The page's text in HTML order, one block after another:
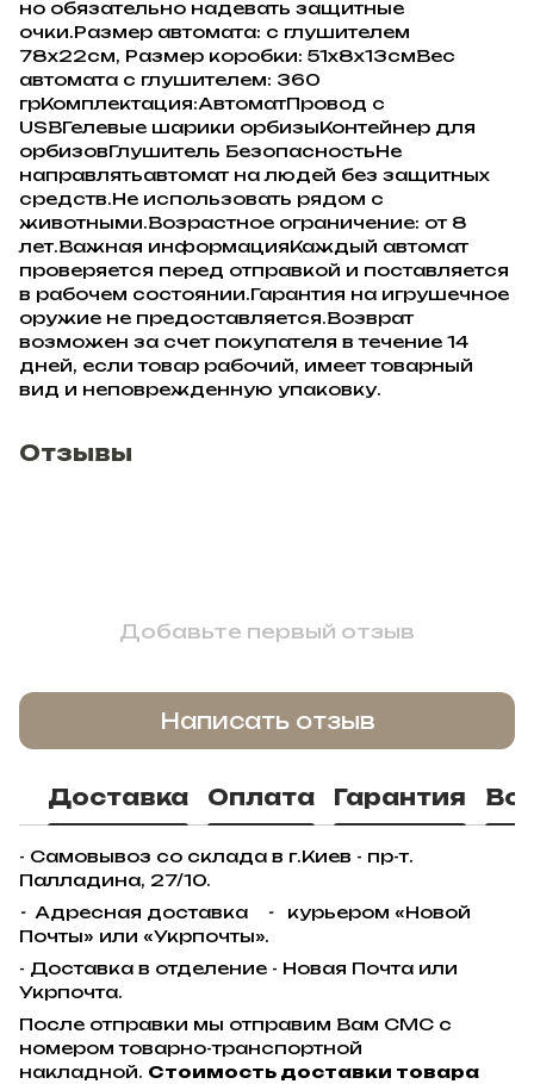
но обязательно надевать защитные
очки.Размер автомата: с глушителем
78х22см, Размер коробки: 51х8х13смВес
автомата с глушителем: 360
грКомплектация:АвтоматПровод с
USBГелевые шарики орбизыКонтейнер для
орбизовГлушитель БезопасностьНе
направлятьавтомат на людей без защитных
средств.Не использовать рядом с
животными.Возрастное ограничение: от 8
лет.Важная информацияКаждый автомат
проверяется перед отправкой и поставляется
в рабочем состоянии.Гарантия на игрушечное
оружие не предоставляется.Возврат
возможен за счет покупателя в течение 14
дней, если товар рабочий, имеет товарный
вид и неповрежденную упаковку.
Отзывы
Добавьте первый отзыв
Написать отзыв
Доставка Оплата Гарантия
- Самовывоз со склада в г.Киев - пр-т.
Палладина, 27/10.
- Адресная доставка -курьером «Новой
Почты» или «Укрпочты».
- Доставка в отделение - Новая Почта или
Укрпочта.
После отправки мы отправим Вам СМС с
номером товарно-транспортной
накладной. Стоимость доставки товара